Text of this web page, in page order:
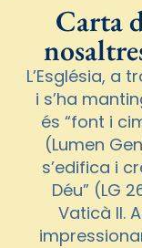
Carta
L’Església, a
i s’ha
és “font i
(Lumen
s’edifica i
Déu” (LG
Vaticà II.